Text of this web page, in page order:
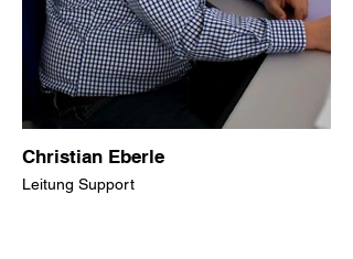
Christian Eberle
Leitung Support